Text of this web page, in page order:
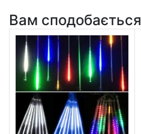
Вам сподобається